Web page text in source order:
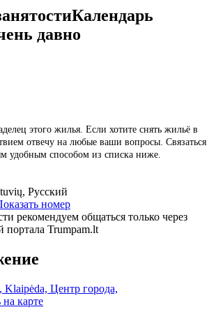
Календарь
давно
этого жилья. Если хотите снять жильё в
отвечу на любые ваши вопросы. Связаться
удобным способом из списка ниже.
Русский
номер
рекомендуем общаться только через
портала Trumpam.lt
Klaipėda, Центр города,
карте